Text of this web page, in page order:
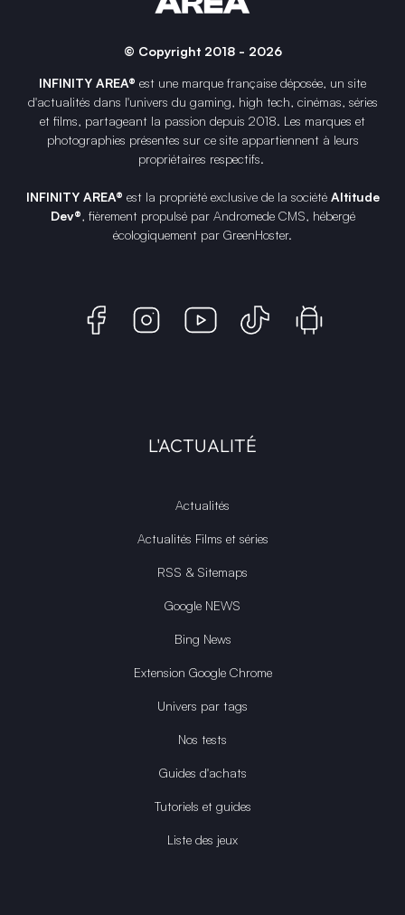
© Copyright 2018 - 2026
INFINITY AREA® est une marque française déposée, un site
d'actualités dans l'univers du gaming, high tech, cinémas, séries
et films, partageant la passion depuis 2018. Les marques et
photographies présentes sur ce site appartiennent à leurs
propriétaires respectifs.
INFINITY AREA® est la propriété exclusive de la société Altitude
Dev®, fièrement propulsé par Andromede CMS, hébergé
écologiquement par GreenHoster.
L'ACTUALITÉ
Actualités
Actualités Films et séries
RSS & Sitemaps
Google NEWS
Bing News
Extension Google Chrome
Univers par tags
Nos tests
Guides d'achats
Tutoriels et guides
Liste des jeux